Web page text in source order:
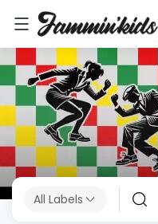
All Labels